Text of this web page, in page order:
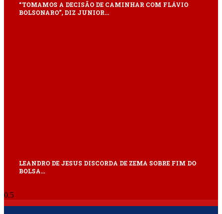
“TOMAMOS A DECISÃO DE CAMINHAR COM FLÁVIO
BOLSONARO”, DIZ JUNIOR…
LEANDRO DE JESUS DISCORDA DE ZEMA SOBRE FIM DO
BOLSA…